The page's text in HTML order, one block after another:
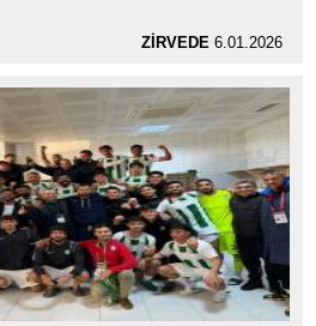
ZİRVEDE6.01.2026